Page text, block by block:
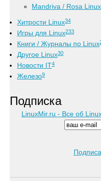
Mandriva / Rosa Linux
Хитрости Linux34
Игры для Linux233
Книги / Журналы по Linux
Другое Linux30
Новости IT4
Железо9
Подписка
LinuxMir.ru - Все об